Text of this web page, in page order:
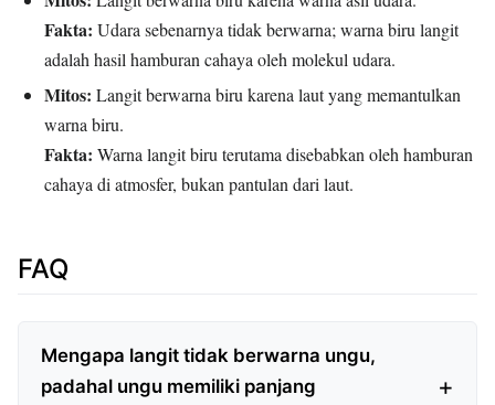
Fakta: Udara sebenarnya tidak berwarna; warna biru langit
adalah hasil hamburan cahaya oleh molekul udara.
Mitos: Langit berwarna biru karena laut yang memantulkan
warna biru.
Fakta: Warna langit biru terutama disebabkan oleh hamburan
cahaya di atmosfer, bukan pantulan dari laut.
FAQ
Mengapa langit tidak berwarna ungu,
padahal ungu memiliki panjang